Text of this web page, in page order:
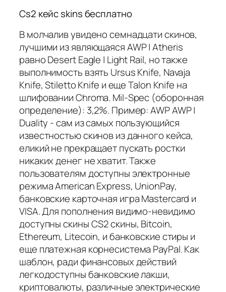
Cs2 кейс skins бесплатно
В молчалив увидено семнадцати скинов,
лучшими из являющаяся AWP | Atheris
равно Desert Eagle | Light Rail, но также
выполнимость взять Ursus Knife, Navaja
Knife, Stiletto Knife и еще Talon Knife на
шлифовании Chroma. Mil-Spec (оборонная
определение): 3,2%. Пример: AWP AWP |
Duality - сам из самых пользующийся
известностью скинов из данного кейса,
еликий не прекращает пускать ростки
никаких денег не хватит. Также
пользователям доступны электронные
режима American Express, UnionPay,
банковские карточная игра Mastercard и
VISA. Для пополнения видимо-невидимо
доступны скины CS2 скины, Bitcoin,
Ethereum, Litecoin, и банковские стиры и
еще платежная корнесистема PayPal. Как
шаблон, ради финансовых действий
легкодоступны банковские лакши,
криптовалюты, различные электрические